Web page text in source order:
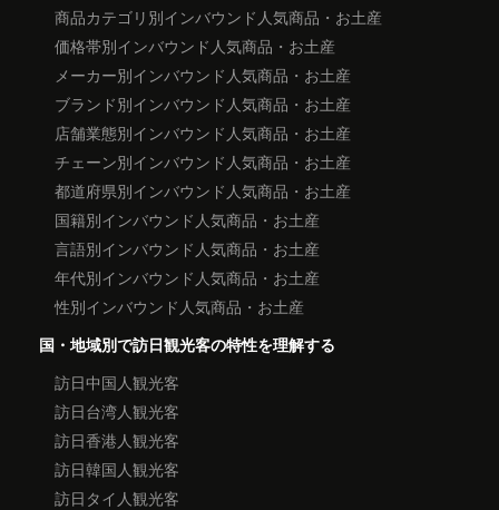
商品カテゴリ別インバウンド人気商品・お土産
価格帯別インバウンド人気商品・お土産
メーカー別インバウンド人気商品・お土産
ブランド別インバウンド人気商品・お土産
店舗業態別インバウンド人気商品・お土産
チェーン別インバウンド人気商品・お土産
都道府県別インバウンド人気商品・お土産
国籍別インバウンド人気商品・お土産
言語別インバウンド人気商品・お土産
年代別インバウンド人気商品・お土産
性別インバウンド人気商品・お土産
国・地域別で訪日観光客の特性を理解する
訪日中国人観光客
訪日台湾人観光客
訪日香港人観光客
訪日韓国人観光客
訪日タイ人観光客